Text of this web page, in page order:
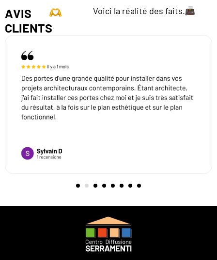
AVIS
CLIENTS
Voici la réalité des faits.